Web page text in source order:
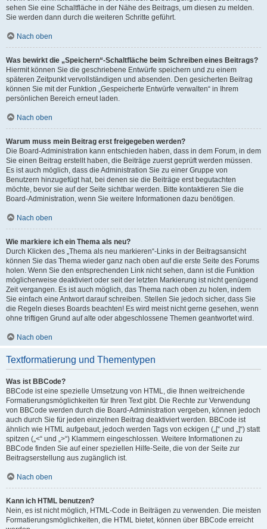
sehen Sie eine Schaltfläche in der Nähe des Beitrags, um diesen zu melden.
Sie werden dann durch die weiteren Schritte geführt.
Nach oben
Was bewirkt die „Speichern“-Schaltfläche beim Schreiben eines Beitrags?
Hiermit können Sie die geschriebene Entwürfe speichern und zu einem
späteren Zeitpunkt vervollständigen und absenden. Den gesicherten Beitrag
können Sie mit der Funktion „Gespeicherte Entwürfe verwalten“ in Ihrem
persönlichen Bereich erneut laden.
Nach oben
Warum muss mein Beitrag erst freigegeben werden?
Die Board-Administration kann entschieden haben, dass in dem Forum, in dem
Sie einen Beitrag erstellt haben, die Beiträge zuerst geprüft werden müssen.
Es ist auch möglich, dass die Administration Sie zu einer Gruppe von
Benutzern hinzugefügt hat, bei denen sie die Beiträge erst begutachten
möchte, bevor sie auf der Seite sichtbar werden. Bitte kontaktieren Sie die
Board-Administration, wenn Sie weitere Informationen dazu benötigen.
Nach oben
Wie markiere ich ein Thema als neu?
Durch Klicken des „Thema als neu markieren“-Links in der Beitragsansicht
können Sie das Thema wieder ganz nach oben auf die erste Seite des Forums
holen. Wenn Sie den entsprechenden Link nicht sehen, dann ist die Funktion
möglicherweise deaktiviert oder seit der letzten Markierung ist nicht genügend
Zeit vergangen. Es ist auch möglich, das Thema nach oben zu holen, indem
Sie einfach eine Antwort darauf schreiben. Stellen Sie jedoch sicher, dass Sie
die Regeln dieses Boards beachten! Es wird meist nicht gerne gesehen, wenn
ohne triftigen Grund auf alte oder abgeschlossene Themen geantwortet wird.
Nach oben
Textformatierung und Thementypen
Was ist BBCode?
BBCode ist eine spezielle Umsetzung von HTML, die Ihnen weitreichende
Formatierungsmöglichkeiten für Ihren Text gibt. Die Rechte zur Verwendung
von BBCode werden durch die Board-Administration vergeben, können jedoch
auch durch Sie für jeden einzelnen Beitrag deaktiviert werden. BBCode ist
ähnlich wie HTML aufgebaut, jedoch werden Tags von eckigen („[“ und „]“) statt
spitzen („<“ und „>“) Klammern eingeschlossen. Weitere Informationen zu
BBCode finden Sie auf einer speziellen Hilfe-Seite, die von der Seite zur
Beitragserstellung aus zugänglich ist.
Nach oben
Kann ich HTML benutzen?
Nein, es ist nicht möglich, HTML-Code in Beiträgen zu verwenden. Die meisten
Formatierungsmöglichkeiten, die HTML bietet, können über BBCode erreicht